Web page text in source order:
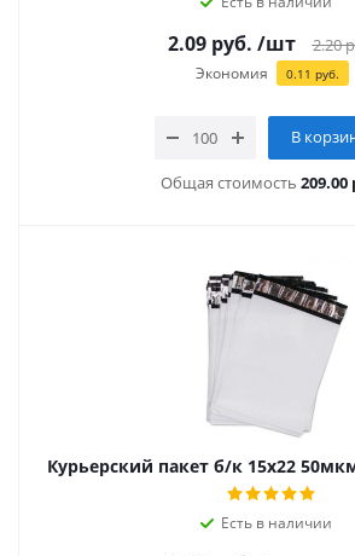
2.09руб. /шт 2.20
Экономия 0.11 руб.
В
Общая стоимость 209.00
Курьерский пакет б/к 15х22
Есть в наличии